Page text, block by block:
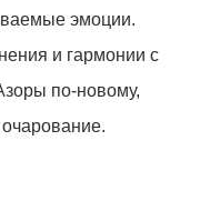
эмоции.
и гармонии с
по-новому,